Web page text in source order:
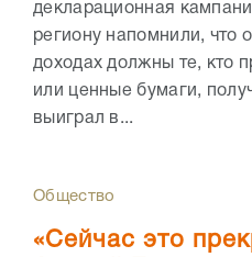
декларационная
региону напомнили, что
доходах должны те, кто
или ценные бумаги,
выиграл в...
Общество
«Сейчас это